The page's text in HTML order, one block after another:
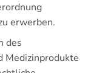
erwerben.
des
Medizinprodukte